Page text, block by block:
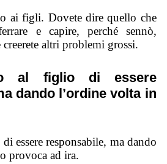
ai figli. Dovete dire quello che
e capire, perché sennò,
altri problemi grossi.
al figlio di essere
dando l’ordine volta in
essere responsabile, ma dando
provoca ad ira.